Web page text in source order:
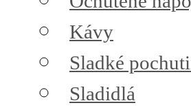
Kávy
Sladké
Sladidlá